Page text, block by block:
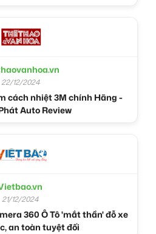
22/12/2024
cách nhiệt 3M chính Hãng -
Auto Review
21/12/2024
360 Ô Tô 'mắt thần' đỗ xe
an toàn tuyệt đối